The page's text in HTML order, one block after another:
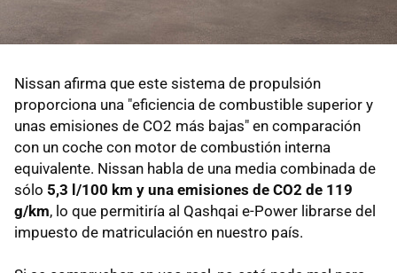
Nissan afirma que este sistema de propulsión
proporciona una "eficiencia de combustible superior y
unas emisiones de CO2 más bajas" en comparación
con un coche con motor de combustión interna
equivalente. Nissan habla de una media combinada de
sólo 5,3 l/100 km y una emisiones de CO2 de 119
g/km, lo que permitiría al Qashqai e-Power librarse del
impuesto de matriculación en nuestro país.